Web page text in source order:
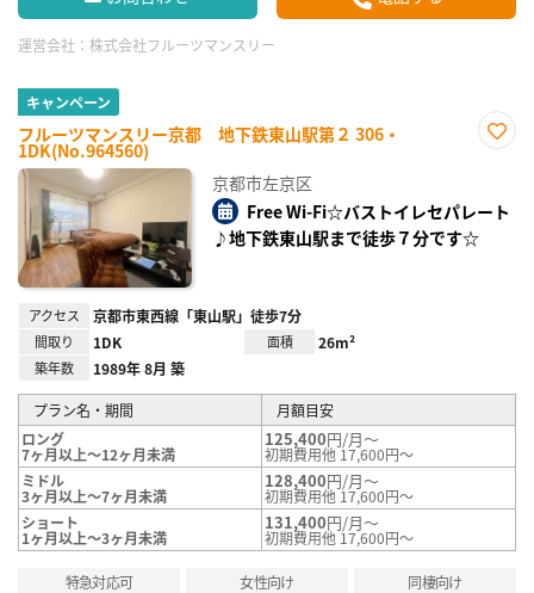
運営会社： 株式会社フルーツマンスリー
キャンペーン
フルーツマンスリー京都 地下鉄東山駅第２ 306・
1DK(No.964560)
録
京都市左京区
Free Wi-Fi☆バストイレセパレート
♪地下鉄東山駅まで徒歩７分です☆
アクセス 京都市東西線「東山駅」徒歩7分
間取り 1DK 面積 26m²
築年数 1989年 8月 築
プラン名・期間
月額目安
ロング
7ヶ月以上～12ヶ月未満
125,400円/月～
初期費用他 17,600円～
ミドル
3ヶ月以上～7ヶ月未満
128,400円/月～
初期費用他 17,600円～
ショート
1ヶ月以上～3ヶ月未満
131,400円/月～
初期費用他 17,600円～
特急対応可 女性向け
同棲向け